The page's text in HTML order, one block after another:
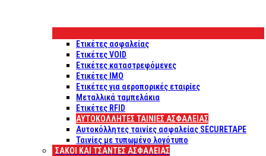
Ετικέτες ασφαλείας
Ετικέτες VOID
Ετικέτες καταστρεφόμενες
Ετικέτες IMO
Ετικέτες για αεροπορικές εταιρίες
Μεταλλικά ταμπελάκια
Ετικέτες RFID
ΑΥΤΟΚΌΛΛΗΤΕΣ ΤΑΙΝΊΕΣ ΑΣΦΑΛΕΊΑΣ
Αυτοκόλλητες ταινίες ασφαλείας SECURETAPE
Ταινίες με τυπωμένο λογότυπο
ΣΆΚΟΙ ΚΑΙ ΤΣΆΝΤΕΣ ΑΣΦΑΛΕΊΑΣ